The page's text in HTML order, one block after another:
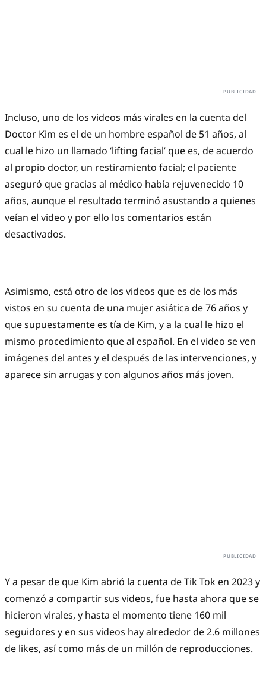
Incluso, uno de los videos más virales en la cuenta del
Doctor Kim es el de un hombre español de 51 años, al
cual le hizo un llamado ‘lifting facial’ que es, de acuerdo
al propio doctor, un restiramiento facial; el paciente
aseguró que gracias al médico había rejuvenecido 10
años, aunque el resultado terminó asustando a quienes
veían el video y por ello los comentarios están
desactivados.
Asimismo, está otro de los videos que es de los más
vistos en su cuenta de una mujer asiática de 76 años y
que supuestamente es tía de Kim, y a la cual le hizo el
mismo procedimiento que al español. En el video se ven
imágenes del antes y el después de las intervenciones, y
aparece sin arrugas y con algunos años más joven.
Y a pesar de que Kim abrió la cuenta de Tik Tok en 2023 y
comenzó a compartir sus videos, fue hasta ahora que se
hicieron virales, y hasta el momento tiene 160 mil
seguidores y en sus videos hay alrededor de 2.6 millones
de likes, así como más de un millón de reproducciones.